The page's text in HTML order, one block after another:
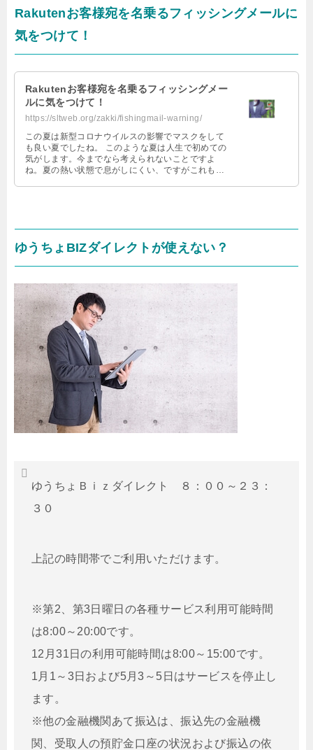
Rakutenお客様宛を名乗るフィッシングメールに
気をつけて！
Rakutenお客様宛を名乗るフィッシングメー
ルに気をつけて！
https://sltweb.org/zakki/fishingmail-warning/
この夏は新型コロナウイルスの影響でマスクをして
も良い夏でしたね。 このような夏は人生で初めての
気がします。今までなら考えられないことですよ
ね。夏の熱い状態で息がしにくい、ですがこれも感
ゆうちょBIZダイレクトが使えない？
ゆうちょＢｉｚダイレクト ８：００～２３：
３０
上記の時間帯でご利用いただけます。
※第2、第3日曜日の各種サービス利用可能時間
は8:00～20:00です。
12月31日の利用可能時間は8:00～15:00です。
1月1～3日および5月3～5日はサービスを停止し
ます。
※他の金融機関あて振込は、振込先の金融機
関、受取人の預貯金口座の状況および振込の依